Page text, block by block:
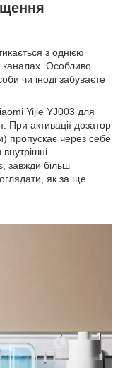
з однією
Особливо
чи іноді забуваєте
Yijie YJ003 для
активації дозатор
пропускає через себе
завжди більш
як за ще